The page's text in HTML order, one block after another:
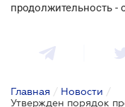
продолжительность -
Главная / Новости /